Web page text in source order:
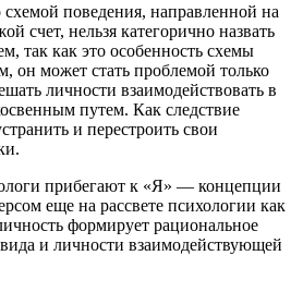
поведения, направленной на
счет, нельзя категорично назвать
так как это особенность схемы
он может стать проблемой только
личности взаимодействовать в
путем. Как следствие
и перестроить свои
прибегают к «Я» — концепции
еще на рассвете психологии как
формирует рациональное
и личности взаимодействующей